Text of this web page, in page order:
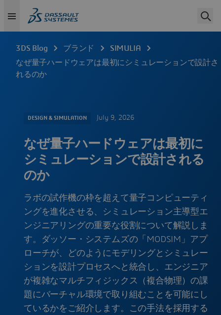
3DS Blog ブランド
SIMULIA
なぜ量子ハードウェアは最初にシミュレーションで設計さ
れるのか
DESIGN & SIMULATION July 9, 2026
なぜ量子ハードウェアは最初に
シミュレーションで設計される
のか
ラボの試作機の枠を超えて量子コンピューティ
ングを進化させる、シミュレーション主導型エ
ンジニアリングの重要な役割について解説しま
す。ダッソー・システムズの「MODSIM」アプ
ローチが、どのようにモデリングとシミュレー
ションを設計プロセスへと統合し、エンジニア
が複雑なマルチフィジックス（複合物理）の課
題にバーチャル環境で取り組むことを可能にし
ているかをご紹介します。この手法を採用する